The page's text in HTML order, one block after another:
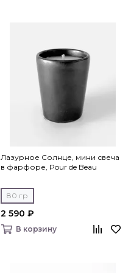
Лазурное Солнце, мини свеча
в фарфоре, Pour de Beau
80 гр
2 590 ₽
В корзину